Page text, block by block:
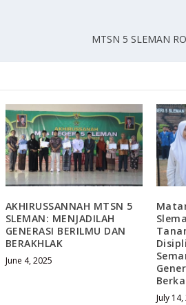
MTSN 5 SLEMAN
AKHIRUSSANNAH MTSN 5
SLEMAN: MENJADILAH
GENERASI BERILMU DAN
BERAKHLAK
June 4, 2025
July